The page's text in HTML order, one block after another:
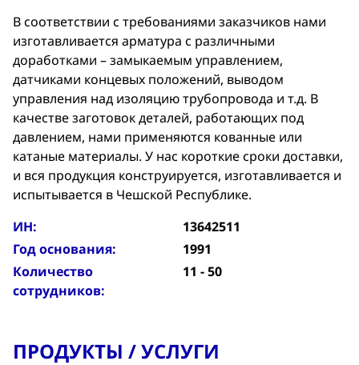
В соответствии с требованиями заказчиков нами
изготавливается арматура с различными
доработками – замыкаемым управлением,
датчиками концевых положений, выводом
управления над изоляцию трубопровода и т.д. В
качестве заготовок деталей, работающих под
давлением, нами применяются кованные или
катаные материалы. У нас короткие сроки доставки,
и вся продукция конструируется, изготавливается и
испытывается в Чешской Республике.
ИН:
13642511
Год основания:
1991
Количество
сотрудников:
11 - 50
ПРОДУКТЫ / УСЛУГИ